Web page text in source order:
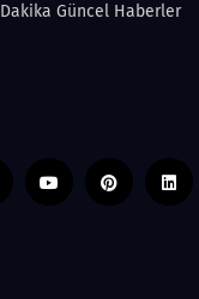
Güncel Haberler